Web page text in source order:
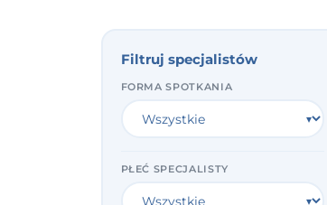
Filtruj specjalistów
FORMA SPOTKANIA
PŁEĆ SPECJALISTY